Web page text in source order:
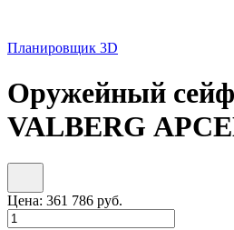
Планировщик 3D
Оружейный сейф
VALBERG
Цена: 361 786 руб.